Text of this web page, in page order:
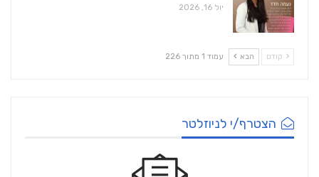
יול 16, 2026
קודם הבא עמוד 1 מתוך 226
הצטרף/י לניוזלטר